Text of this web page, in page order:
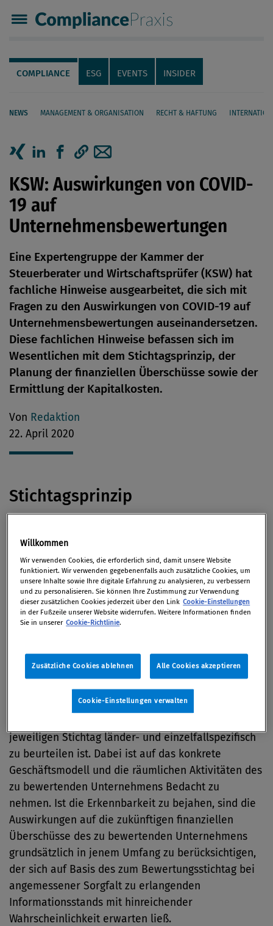
Compliance Praxis
Servicenavigation
Navigation
COMPLIANCE ESG EVENTS INSIDER
NEWS MANAGEMENT & ORGANISATION RECHT & HAFTUNG
Seiteninhalt
Artikel auf Xing teilen
Artikel auf linkedIn teilen
Artikel auf Facebook teilen
Artikellink kopieren
Artikel per Mail teilen
KSW: Auswirkungen von COVID-
19 auf
Unternehmensbewertungen
Eine Expertengruppe der Kammer der
Steuerberater und Wirtschaftsprüfer (KSW) hat
fachliche Hinweise ausgearbeitet, die sich mit
Fragen zu den Auswirkungen von COVID-19 auf
Unternehmensbewertungen auseinandersetzen.
Diese fachlichen Hinweise befassen sich im
Wesentlichen mit dem Stichtagsprinzip, der
Planung der finanziellen Überschüsse sowie der
Ermittlung der Kapitalkosten.
Von Redaktion
22. April 2020
Stichtagsprinzip
werden stets für einen bestimmten
Bewertungsstichtag festgestellt. Die Höhe des
Unternehmenswerts hängt demnach entscheidend
von den Verhältnissen am Bewertungsstichtag ab.
Für Bewertungsstichtage bis zum 31. Dezember 2019
nach Ansicht der Arbeitsgruppe noch nicht mit
hinreichender Wahrscheinlichkeit zu erwarten.
Für Bewertungsstichtage nach dem 31. Dezember
jeweiligen Stichtag länder- und einzelfallspezifisch
zu beurteilen ist. Dabei ist auf das konkrete
Geschäftsmodell und die räumlichen Aktivitäten des
zu bewertenden Unternehmens Bedacht zu
nehmen. Ist die Erkennbarkeit zu bejahen, sind die
Auswirkungen auf die zukünftigen finanziellen
Überschüsse des zu bewertenden Unternehmens
grundsätzlich in jenem Umfang zu berücksichtigen,
der sich auf Basis des zum Bewertungsstichtag bei
angemessener Sorgfalt zu erlangenden
Informationsstands mit hinreichender
Wahrscheinlichkeit erwarten ließ.
Willkommen
Wir verwenden Cookies, die erforderlich sind, damit unsere Website
funktioniert. Wir verwenden gegebenenfalls auch zusätzliche Cookies, um
unsere Inhalte sowie Ihre digitale Erfahrung zu analysieren, zu verbessern
und zu personalisieren. Sie können Ihre Zustimmung zur Verwendung
dieser zusätzlichen Cookies jederzeit über den Link Cookie-Einstellungen
in der Fußzeile unserer Website widerrufen. Weitere Informationen finden
Sie in unserer Cookie-Richtlinie.
Zusätzliche Cookies ablehnen Alle Cookies akzeptieren
Cookie-Einstellungen verwalten